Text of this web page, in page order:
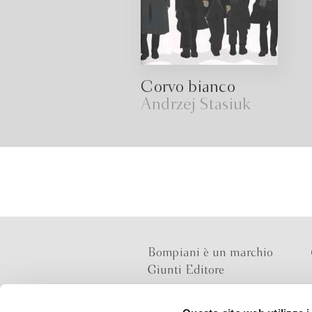
Corvo bianco
Andrzej Stasiuk
Bompiani è un marchio
Giunti Editore